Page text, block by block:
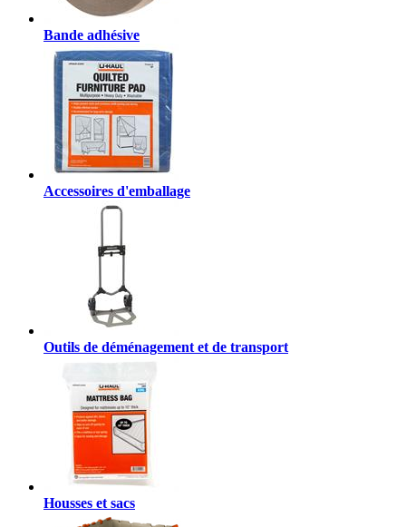
Bande adhésive
Accessoires d'emballage
Outils de déménagement et de transport
Housses et sacs